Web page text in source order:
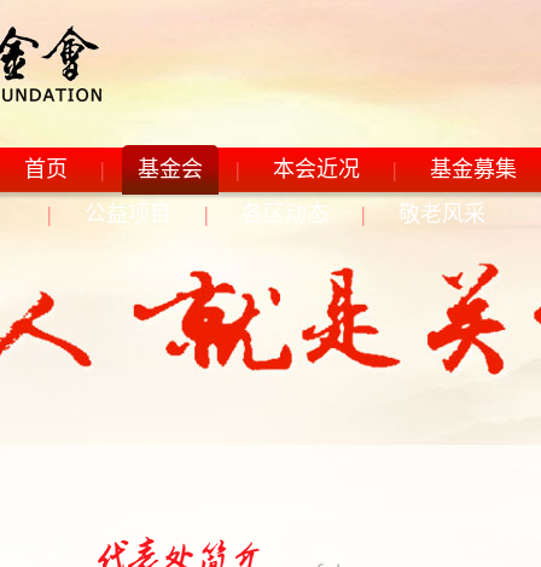
首页 | 基金会 | 本会近况 |
基金募集
|
公益项目 | 各区动态 | 敬老风采